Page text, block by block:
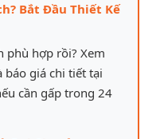
Bắt Đầu Thiết Kế
phù hợp rồi? Xem
giá chi tiết tại
cần gấp trong 24